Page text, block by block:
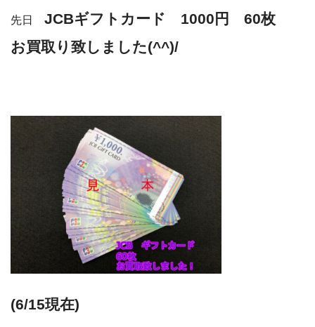
先日 JCBギフトカード 1000円 60枚
お買取り致しました(^^)/
(6/15現在)